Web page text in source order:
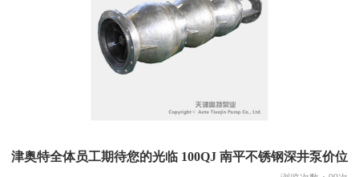
津奥特全体员工期待您的光临 100QJ 南平不锈钢深井泵价位